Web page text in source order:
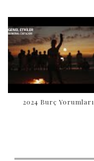
2024 Burç Yorumları